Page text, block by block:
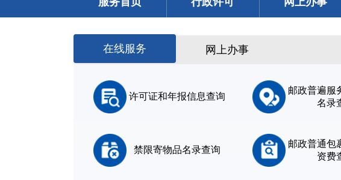
在线服务 网上办事
许可证和年报信息查询
邮政普遍服
名录
禁限寄物品名录查询
邮政普通包
资费